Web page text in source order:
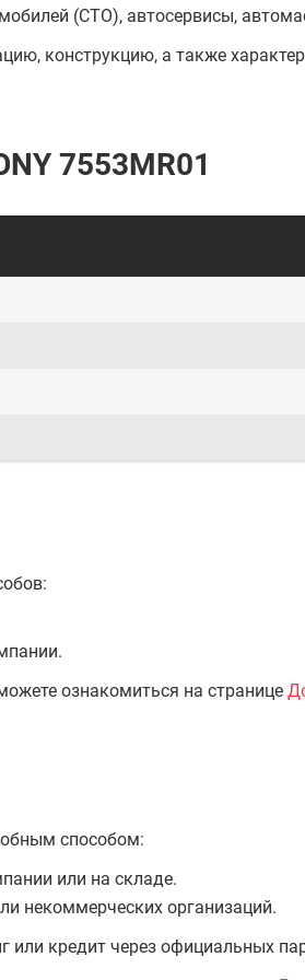
(СТО), автосервисы,
конструкцию, а также
7553MR01
ознакомиться на странице
способом:
или на складе.
некоммерческих организаций.
или кредит через официальных